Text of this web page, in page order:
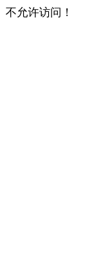
不允许访问！